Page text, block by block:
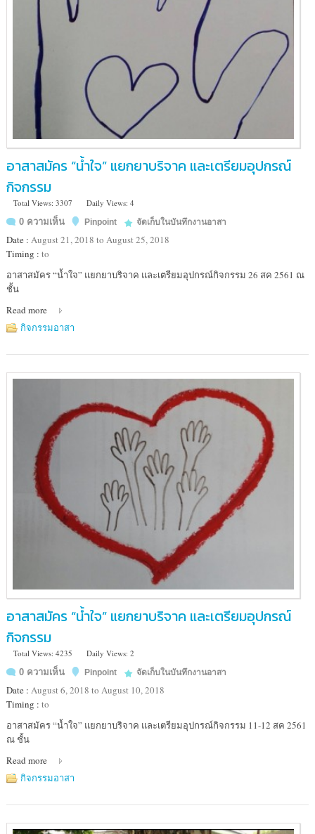
อาสาสมัคร “น้ำใจ” แยกยาบริจาค และเตรียมอุปกรณ์
กิจกรรม
Total Views: 3307
Daily Views: 4
0 ความเห็น
Pinpoint จัดเก็บในบันทึกงานอาสา
Date : August 21, 2018 to August 25, 2018
Timing : to
Location
:
สค
2561
ชั้น
2
อาสาสมัคร “น้ำใจ” แยกยาบริจาค และเตรียมอุปกรณ์กิจกรรม 26 สค 2561 ณ
ชั้น
Read more
กิจกรรมอาสา
อาสาสมัคร “น้ำใจ” แยกยาบริจาค และเตรียมอุปกรณ์
กิจกรรม
Total Views: 4235
Daily Views: 2
0 ความเห็น
Pinpoint จัดเก็บในบันทึกงานอาสา
Date : August 6, 2018 to August 10, 2018
Timing : to
Location
:
2
อาคาร
อาสา
สมัคร
อาสาสมัคร “น้ำใจ” แยกยาบริจาค และเตรียมอุปกรณ์กิจกรรม 11-12 สค 2561
ณ ชั้น
Read more
กิจกรรมอาสา